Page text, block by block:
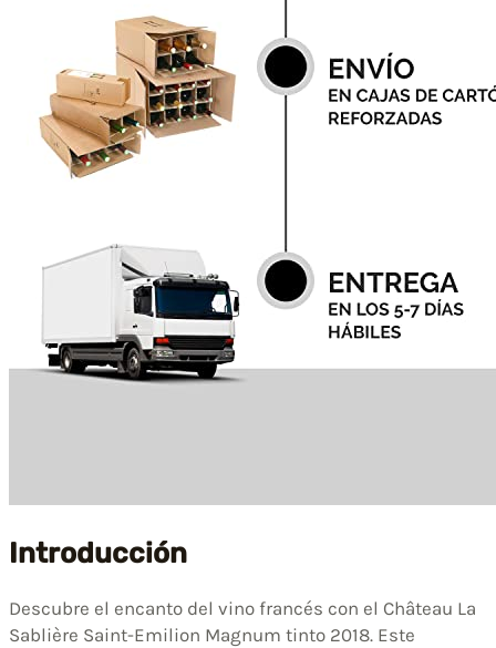
Introducción
Descubre el encanto del vino francés con el Château La
Sablière Saint-Emilion Magnum tinto 2018. Este